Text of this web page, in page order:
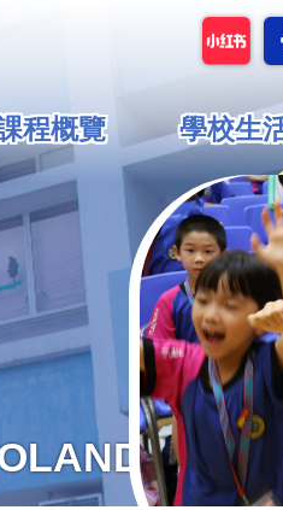
程概覽 學校生
及科